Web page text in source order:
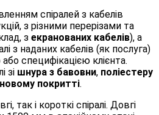
спіралей з кабелів
з різними перерізами та
з екранованих кабелів), а
з наданих кабелів (як послуга)
специфікацією клієнта.
зі шнура з бавовни, поліестеру
покритті.
так і короткі спіралі. Довгі